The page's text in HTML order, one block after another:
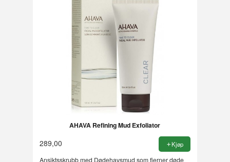
AHAVA Refining Mud Exfoliator
289,00 Kjøp
Ansiktsskrubb med Dødehavsmud som fjerner døde